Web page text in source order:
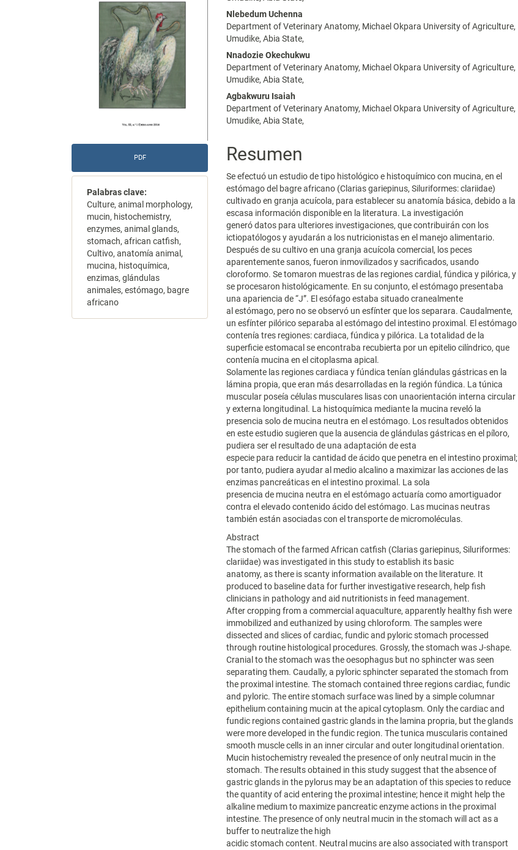
artículo
PDF
Palabras clave:
Culture, animal morphology,
mucin, histochemistry,
enzymes, animal glands,
stomach, african catfish,
Cultivo, anatomía animal,
mucina, histoquímica,
enzimas, glándulas
animales, estómago, bagre
africano
del
artículo
Nlebedum Uchenna
Department of Veterinary Anatomy, Michael Okpara University of Agriculture,
Umudike, Abia State,
Nnadozie Okechukwu
Department of Veterinary Anatomy, Michael Okpara University of Agriculture,
Umudike, Abia State,
Agbakwuru Isaiah
Department of Veterinary Anatomy, Michael Okpara University of Agriculture,
Umudike, Abia State,
Resumen
Se efectuó un estudio de tipo histológico e histoquímico con mucina, en el
estómago del bagre africano (Clarias gariepinus, Siluriformes: clariidae)
cultivado en granja acuícola, para establecer su anatomía básica, debido a la
escasa información disponible en la literatura. La investigación
generó datos para ulteriores investigaciones, que contribuirán con los
ictiopatólogos y ayudarán a los nutricionistas en el manejo alimentario.
Después de su cultivo en una granja acuícola comercial, los peces
aparentemente sanos, fueron inmovilizados y sacrificados, usando
cloroformo. Se tomaron muestras de las regiones cardial, fúndica y pilórica, y
se procesaron histológicamente. En su conjunto, el estómago presentaba
una apariencia de “J”. El esófago estaba situado cranealmente
al estómago, pero no se observó un esfínter que los separara. Caudalmente,
un esfínter pilórico separaba al estómago del intestino proximal. El estómago
contenía tres regiones: cardiaca, fúndica y pilórica. La totalidad de la
superficie estomacal se encontraba recubierta por un epitelio cilíndrico, que
contenía mucina en el citoplasma apical.
Solamente las regiones cardiaca y fúndica tenían glándulas gástricas en la
lámina propia, que eran más desarrolladas en la región fúndica. La túnica
muscular poseía células musculares lisas con unaorientación interna circular
y externa longitudinal. La histoquímica mediante la mucina reveló la
presencia solo de mucina neutra en el estómago. Los resultados obtenidos
en este estudio sugieren que la ausencia de glándulas gástricas en el píloro,
pudiera ser el resultado de una adaptación de esta
especie para reducir la cantidad de ácido que penetra en el intestino proximal;
por tanto, pudiera ayudar al medio alcalino a maximizar las acciones de las
enzimas pancreáticas en el intestino proximal. La sola
presencia de mucina neutra en el estómago actuaría como amortiguador
contra el elevado contenido ácido del estómago. Las mucinas neutras
también están asociadas con el transporte de micromoléculas.
Abstract
The stomach of the farmed African catfish (Clarias gariepinus, Siluriformes:
clariidae) was investigated in this study to establish its basic
anatomy, as there is scanty information available on the literature. It
produced to baseline data for further investigative research, help fish
clinicians in pathology and aid nutritionists in feed management.
After cropping from a commercial aquaculture, apparently healthy fish were
immobilized and euthanized by using chloroform. The samples were
dissected and slices of cardiac, fundic and pyloric stomach processed
through routine histological procedures. Grossly, the stomach was J-shape.
Cranial to the stomach was the oesophagus but no sphincter was seen
separating them. Caudally, a pyloric sphincter separated the stomach from
the proximal intestine. The stomach contained three regions cardiac, fundic
and pyloric. The entire stomach surface was lined by a simple columnar
epithelium containing mucin at the apical cytoplasm. Only the cardiac and
fundic regions contained gastric glands in the lamina propria, but the glands
were more developed in the fundic region. The tunica muscularis contained
smooth muscle cells in an inner circular and outer longitudinal orientation.
Mucin histochemistry revealed the presence of only neutral mucin in the
stomach. The results obtained in this study suggest that the absence of
gastric glands in the pylorus may be an adaptation of this species to reduce
the quantity of acid entering the proximal intestine; hence it might help the
alkaline medium to maximize pancreatic enzyme actions in the proximal
intestine. The presence of only neutral mucin in the stomach will act as a
buffer to neutralize the high
acidic stomach content. Neutral mucins are also associated with transport